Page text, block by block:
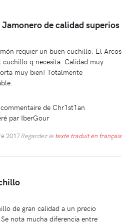
de calidad superios
requier un buen cuchillo. El Arcos
cuchillo q necesita. Calidad muy
muy bien! Totalmente
de Chr1st1an
par IberGour
2017Regardez le texte traduit en français
de gran calidad a un precio
nota mucha diferencia entre